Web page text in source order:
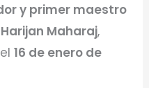
y primer maestro
Maharaj,
el16 de enero de